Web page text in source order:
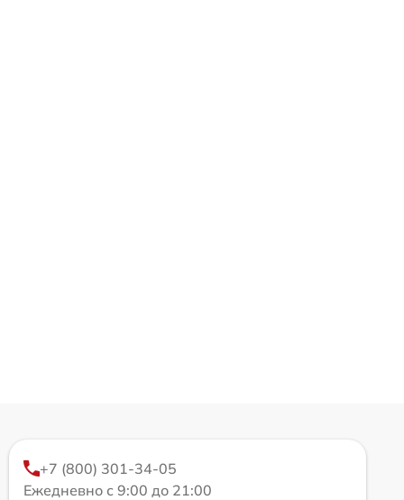
+7 (800) 301-34-05
Ежедневно с 9:00 до 21:00